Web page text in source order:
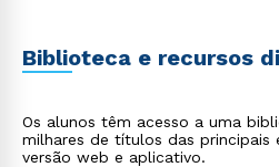
Biblioteca e recursos
Os alunos têm acesso a uma
milhares de títulos das principais
versão web e aplicativo.